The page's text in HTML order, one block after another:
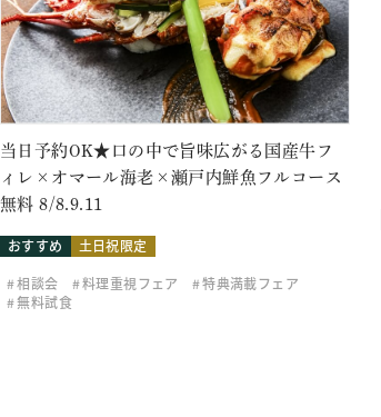
当日予約OK★口の中で旨味広がる国産牛フ
ィレ×オマール海老×瀬戸内鮮魚フルコース
無料 8/8.9.11
おすすめ
土日祝限定
相談会
料理重視フェア
特典満載フェア
無料試食